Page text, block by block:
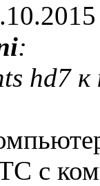
:
hd7
с